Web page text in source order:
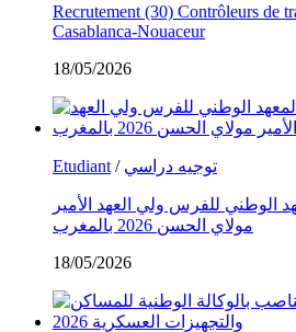
Recrutement (30) Contrôleurs de
Casablanca-Nouaceur
18/05/2026
Etudiant / توجيه دراسي
الوطني للفرس ولي العهد الأمير
مولاي الحسن 2026 بالمغرب
18/05/2026